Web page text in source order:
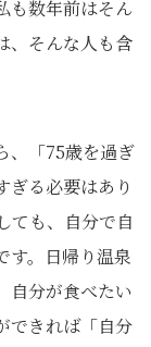
も数年前はそん
、そんな人も含
、「75歳を過ぎ
ぎる必要はあり
ても、自分で自
す。日帰り温泉
自分が食べたい
できれば「自分